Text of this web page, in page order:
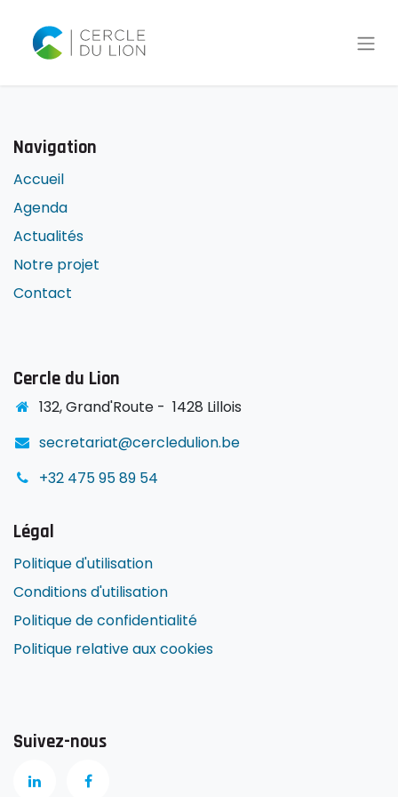
Navigation
Accueil
Agenda
Actualités
Notre projet
Contact
Cercle du Lion
132, Grand'Route - 1428 Lillois
secretariat@cercledulion.be
+32 475 95 89 54
Légal
Politique d'utilisation
Conditions d'utilisation
Politique de confidentialité
Politique relative aux cookies
Suivez-nous